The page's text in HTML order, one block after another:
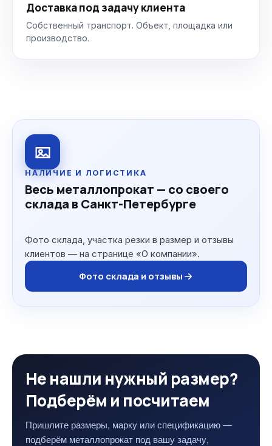
Доставка под задачу клиента
Собственный транспорт. Объект, площадка или
производство.
НАЛИЧИЕ И ЛОГИСТИКА
Весь металлопрокат — со своего
склада в Санкт-Петербурге
Фото склада, участка резки в размер и отзывы
клиентов — на странице «О компании».
Фото склада и отзывы
Не нашли нужный размер?
Подберём и посчитаем
Пришлите размеры, марку или спецификацию —
подберём металлопрокат под вашу задачу,